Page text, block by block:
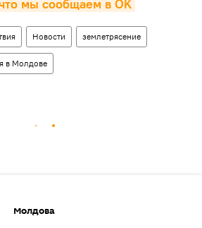
мы сообщаем в OK
Новости землетрясение
в Молдове
Молдова